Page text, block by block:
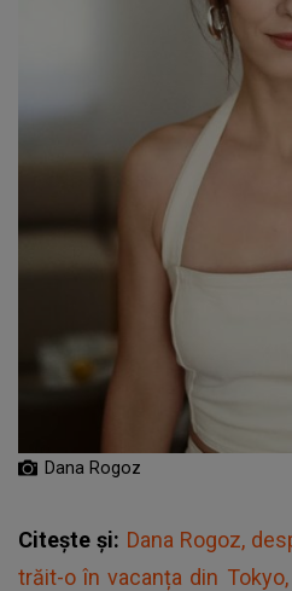
Dana Rogoz
Citește și: Dana Rogoz,
trăit-o în vacanța din